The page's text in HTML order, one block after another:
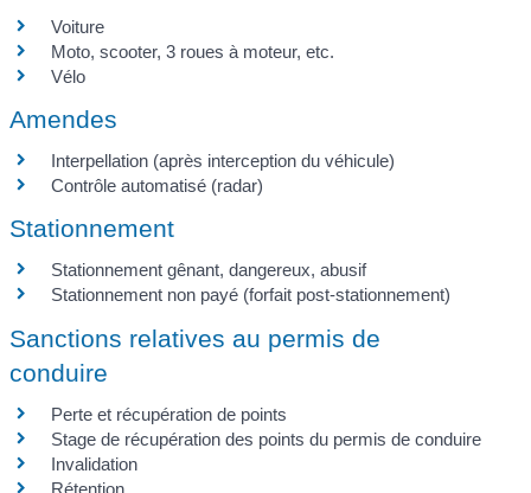
Voiture
Moto, scooter, 3 roues à moteur, etc.
Vélo
Amendes
Interpellation (après interception du véhicule)
Contrôle automatisé (radar)
Stationnement
Stationnement gênant, dangereux, abusif
Stationnement non payé (forfait post-stationnement)
Sanctions relatives au permis de
conduire
Perte et récupération de points
Stage de récupération des points du permis de conduire
Invalidation
Rétention